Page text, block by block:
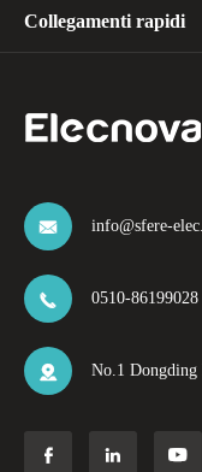
Collegamenti rapidi
 info@sfere-
 0510-86199028
 No.1 Dongding
  